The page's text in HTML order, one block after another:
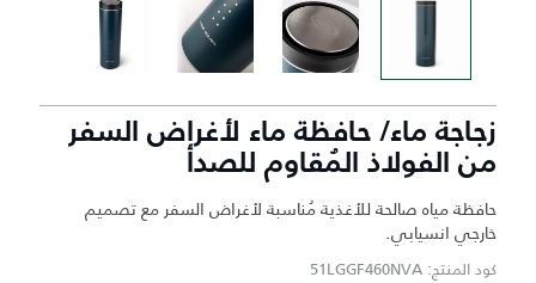
زجاجة ماء/ حافظة ماء لأغراض السفر
من الفولاذ المُقاوم للصدأ
حافظة مياه صالحة للأغذية مُناسبة لأغراض السفر مع تصميم
خارجي انسيابي.
كود المنتج: 51LGGF460NVA